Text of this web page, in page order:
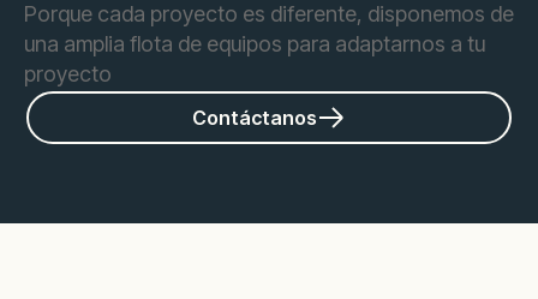
Porque cada proyecto es diferente, disponemos de
una amplia flota de equipos para adaptarnos a tu
proyecto
Contáctanos